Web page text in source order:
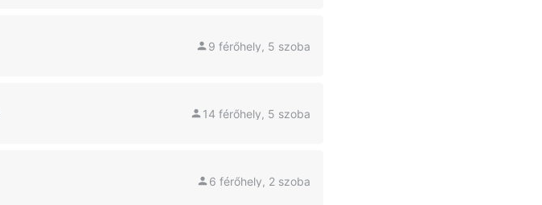
9 férőhely, 5 szoba
14 férőhely, 5 szoba
6 férőhely, 2 szoba